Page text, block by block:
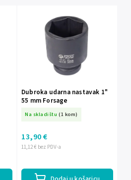
Dubroka udarna nastavak 1"
55 mm Forsage
Na skladištu (1 kom)
11,12 € bez PDV-a
13,90 €